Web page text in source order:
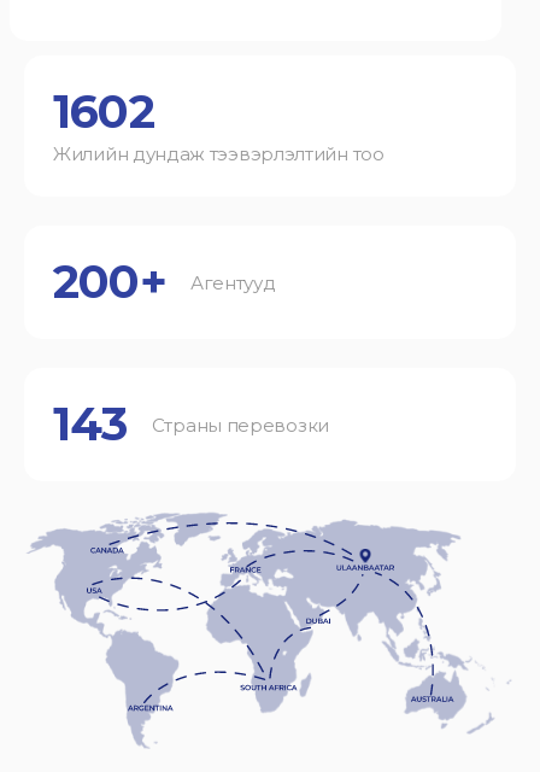
1602
Жилийн дундаж тээвэрлэлтийн тоо
200+ Агентууд
143 Страны перевозки